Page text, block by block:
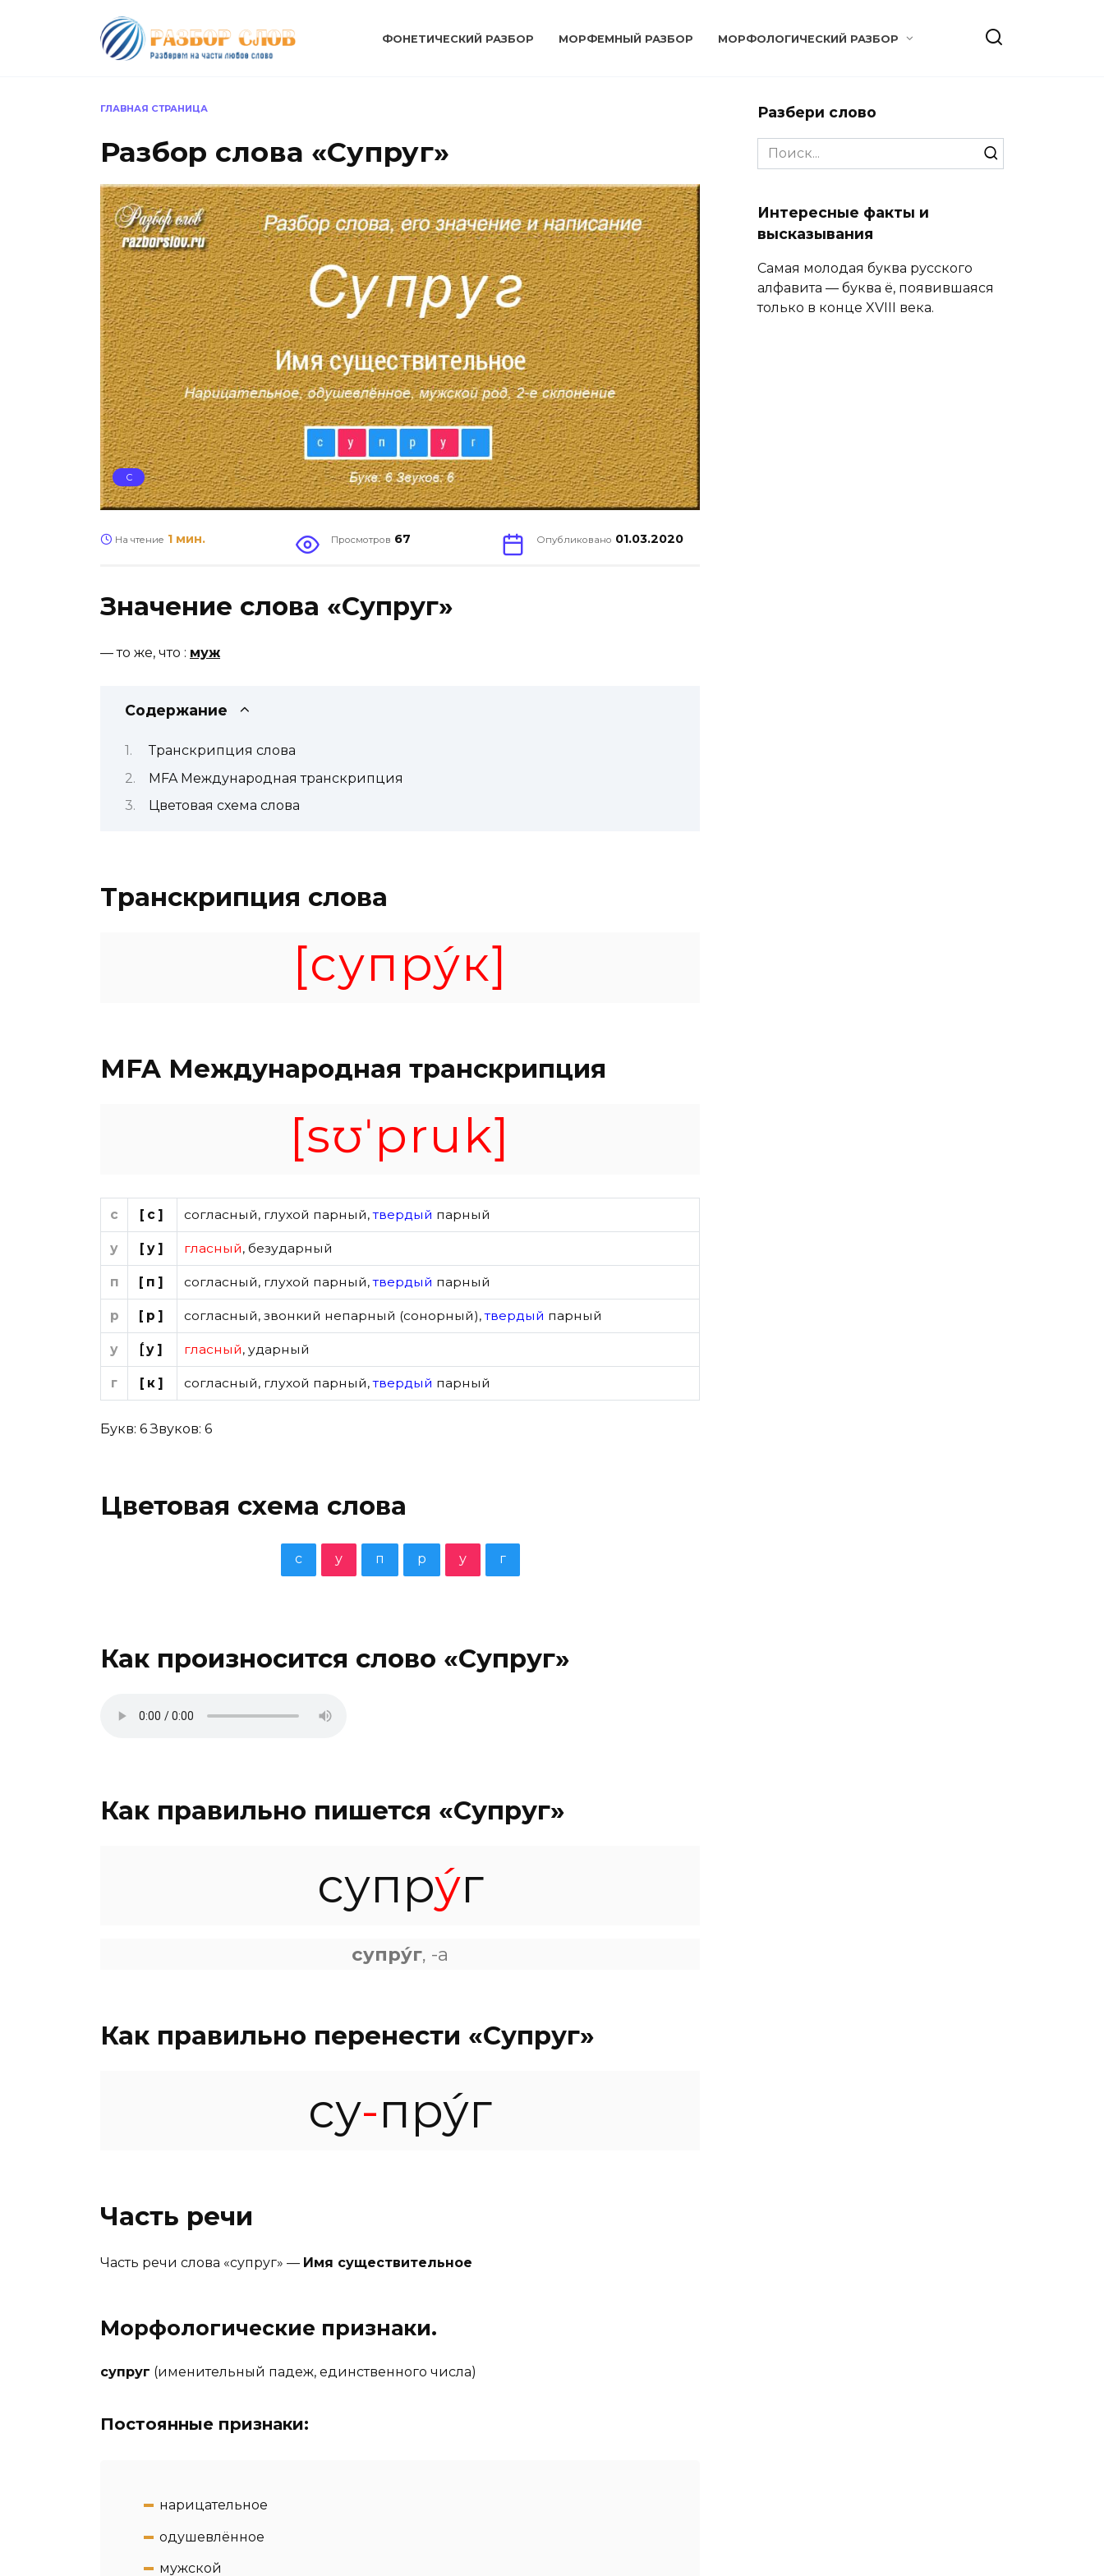
ФОНЕТИЧЕСКИЙ РАЗБОР МОРФЕМНЫЙ РАЗБОР МОРФОЛОГИЧЕСКИЙ РАЗБОР
ГЛАВНАЯ СТРАНИЦА
Разбор слова «Супруг»
С
На чтение 1 мин. Просмотров 67 Опубликовано 01.03.2020
Значение слова «Супруг»
—то же, что : муж
Содержание
Транскрипция слова
MFA Международная транскрипция
Цветовая схема слова
Транскрипция слова
[супру́к]
MFA Международная транскрипция
[sʊˈpruk]
с [с] согласный, глухой парный,твердый парный
у [у] гласный, безударный
п [п] согласный, глухой парный,твердый парный
р [р] согласный, звонкий непарный (сонорный),твердый парный
у [́у] гласный, ударный
г [к] согласный, глухой парный,твердый парный
Букв: 6 Звуков: 6
Цветовая схема слова
с у п р у г
Как произносится слово «Супруг»
Как правильно пишется «Супруг»
супру́г
супру́г, -а
Как правильно перенести «Супруг»
су-пру́г
Часть речи
Часть речи слова «супруг» — Имя существительное
Морфологические признаки.
супруг (именительный падеж, единственного числа)
Постоянные признаки:
нарицательное
одушевлённое
мужской
Разбери слово
Search
for:
Интересные факты и
высказывания
Самая молодая буква русского
алфавита — буква ё, появившаяся
только в конце XVIII века.